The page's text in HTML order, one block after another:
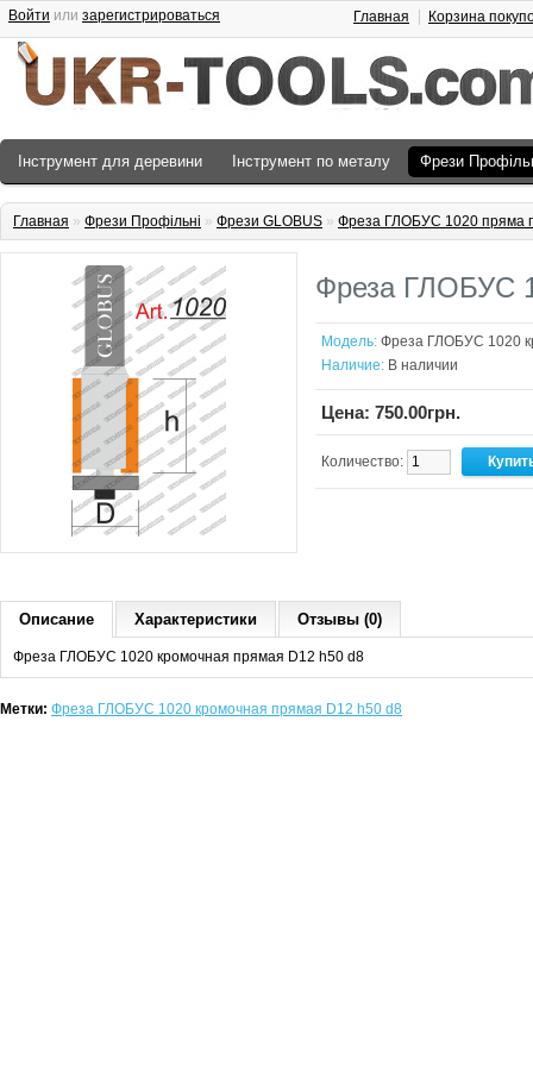
Войти или зарегистрироваться Главная Корзина
Інструмент для деревини Інструмент по металу Фрези
Главная » Фрези Профільні » Фрези GLOBUS » Фреза ГЛОБУС 1020 пряма
Фреза ГЛОБУС
Модель: Фреза ГЛОБУС 1020
Наличие: В наличии
Цена: 750.00грн.
Количество:
Описание Характеристики Отзывы (0)
Фреза ГЛОБУС 1020 кромочная прямая D12 h50 d8
Метки: Фреза ГЛОБУС 1020 кромочная прямая D12 h50 d8